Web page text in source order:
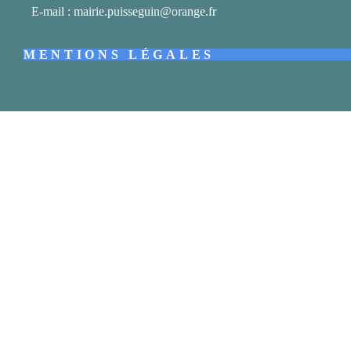
E-mail : mairie.puisseguin@orange.fr
MENTIONS LÉGALES